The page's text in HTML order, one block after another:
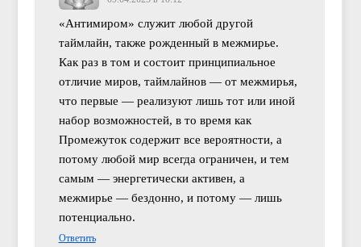
«Антимиром» служит любой другой
таймлайн, также рожденный в межмирье.
Как раз в том и состоит принципиальное
отличие миров, таймлайнов — от межмирья,
что первые — реализуют лишь тот или иной
набор возможностей, в то время как
Промежуток содержит все вероятности, а
потому любой мир всегда ограничен, и тем
самым — энергетически активен, а
межмирье — бездонно, и потому — лишь
потенциально.
Ответить